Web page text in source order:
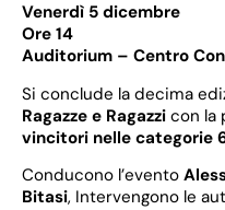
Venerdì 5 dicembre
Ore 14
Auditorium – Centro
Si conclude la decima
Ragazze e Ragazzi con la
vincitori nelle categorie
Conducono l’evento
Bitasi, Intervengono le